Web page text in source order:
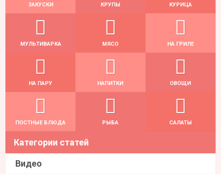
ЗАКУСКИ КРУПЫ КУРИЦА
МУЛЬТИВАРКА МЯСО НА ГРИЛЕ
НА ПАРУ НАПИТКИ ОВОЩИ
ПОСТНЫЕ БЛЮДА РЫБА САЛАТЫ
Категории статей
Видео